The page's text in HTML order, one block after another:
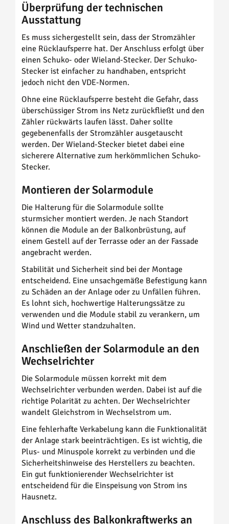
Überprüfung der technischen
Ausstattung
Es muss sichergestellt sein, dass der Stromzähler
eine Rücklaufsperre hat. Der Anschluss erfolgt über
einen Schuko- oder Wieland-Stecker. Der Schuko-
Stecker ist einfacher zu handhaben, entspricht
jedoch nicht den VDE-Normen.
Ohne eine Rücklaufsperre besteht die Gefahr, dass
überschüssiger Strom ins Netz zurückfließt und den
Zähler rückwärts laufen lässt. Daher sollte
gegebenenfalls der Stromzähler ausgetauscht
werden. Der Wieland-Stecker bietet dabei eine
sicherere Alternative zum herkömmlichen Schuko-
Stecker.
Montieren der Solarmodule
Die Halterung für die Solarmodule sollte
sturmsicher montiert werden. Je nach Standort
können die Module an der Balkonbrüstung, auf
einem Gestell auf der Terrasse oder an der Fassade
angebracht werden.
Stabilität und Sicherheit sind bei der Montage
entscheidend. Eine unsachgemäße Befestigung kann
zu Schäden an der Anlage oder zu Unfällen führen.
Es lohnt sich, hochwertige Halterungssätze zu
verwenden und die Module stabil zu verankern, um
Wind und Wetter standzuhalten.
Anschließen der Solarmodule an den
Wechselrichter
Die Solarmodule müssen korrekt mit dem
Wechselrichter verbunden werden. Dabei ist auf die
richtige Polarität zu achten. Der Wechselrichter
wandelt Gleichstrom in Wechselstrom um.
Eine fehlerhafte Verkabelung kann die Funktionalität
der Anlage stark beeinträchtigen. Es ist wichtig, die
Plus- und Minuspole korrekt zu verbinden und die
Sicherheitshinweise des Herstellers zu beachten.
Ein gut funktionierender Wechselrichter ist
entscheidend für die Einspeisung von Strom ins
Hausnetz.
Anschluss des Balkonkraftwerks an